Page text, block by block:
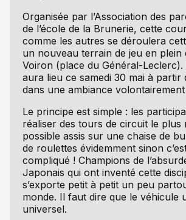
Organisée par l’Association des
de l’école de la Brunerie, cette
comme les autres se déroulera
un nouveau terrain de jeu en
Voiron (place du Général-Leclerc).
aura lieu ce samedi 30 mai à partir
dans une ambiance volontairement
Le principe est simple : les
réaliser des tours de circuit le plus
possible assis sur une chaise de
de roulettes évidemment sinon
compliqué ! Champions de
Japonais qui ont inventé cette
s’exporte petit à petit un peu
monde. Il faut dire que le véhicule
universel.